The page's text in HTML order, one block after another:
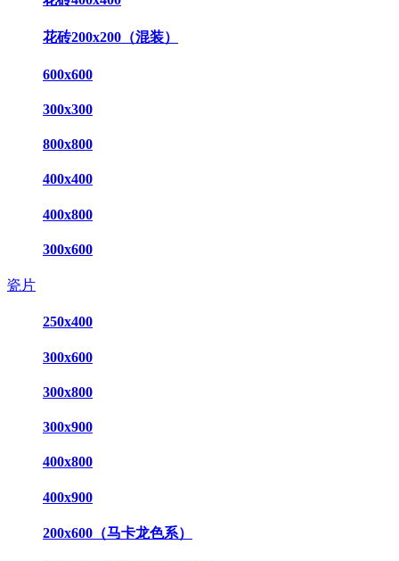
花砖200x200（混装）
600x600
300x300
800x800
400x400
400x800
300x600
瓷片
250x400
300x600
300x800
300x900
400x800
400x900
200x600（马卡龙色系）